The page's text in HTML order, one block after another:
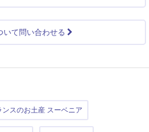
いて問い合わせる
ンスのお土産 スーベニア